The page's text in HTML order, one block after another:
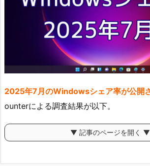
2025年7月のWindowsシェア率が公開さ
ounterによる調査結果が以下。
▼ 記事のページを開く ▼